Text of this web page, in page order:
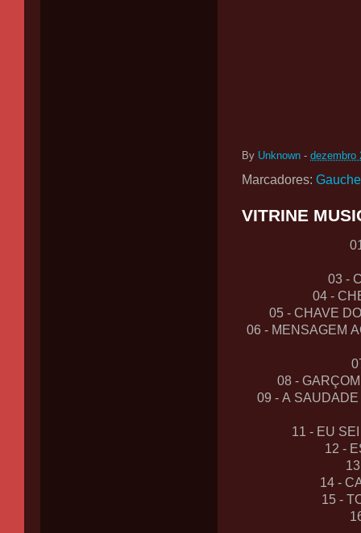
By Unknown - dezembro
Marcadores:
VITRINE
03 -
04 -
05 - CHAVE
06 - MENSAGEM
08 -
09 - A
11 - EU
12 -
14 -
15 -